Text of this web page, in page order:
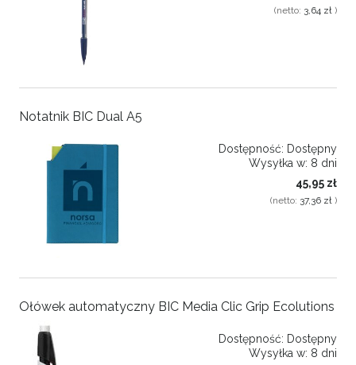
(netto: 3,64 zł )
Notatnik BIC Dual A5
Dostępność: Dostępny
Wysyłka w: 8 dni
45,95 zł
(netto: 37,36 zł )
Ołówek automatyczny BIC Media Clic Grip Ecolutions
Dostępność: Dostępny
Wysyłka w: 8 dni